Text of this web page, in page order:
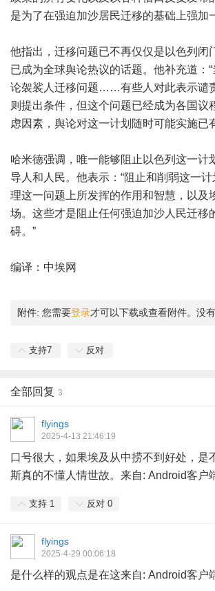
是为了在强迫加沙居民迁移的基础上强加
他指出，迁移问题已不再仅仅是以色列闭
已成为全球舆论热议的话题。他补充道：
论袈裟人迁移问题……有些人对此表示谴
则提出条件，但这个问题已经成为各国议
虑因素，舆论对这一计划随时可能实施已
哈米德强调，唯一能够阻止以色列这一计
导人和人民。他表示：“阻止和削弱这一
理这一问题上所发挥的作用和智慧，以及
场。这些才是阻止任何强迫加沙人民迁移
碍。”
编译：中埃网
附件: 您需要登录才可以下载或查看附件。没
支持7 反对
全部回复 3
flyings
2025-4-13 21:46:19
口号很大，如果埃及从中捞不到好处，是
斯真的不懂人情世故。来自: Android客户
支持 1 反对 0
flyings
2025-4-29 00:06:18
是什么样的观点是在这来自: Android客户